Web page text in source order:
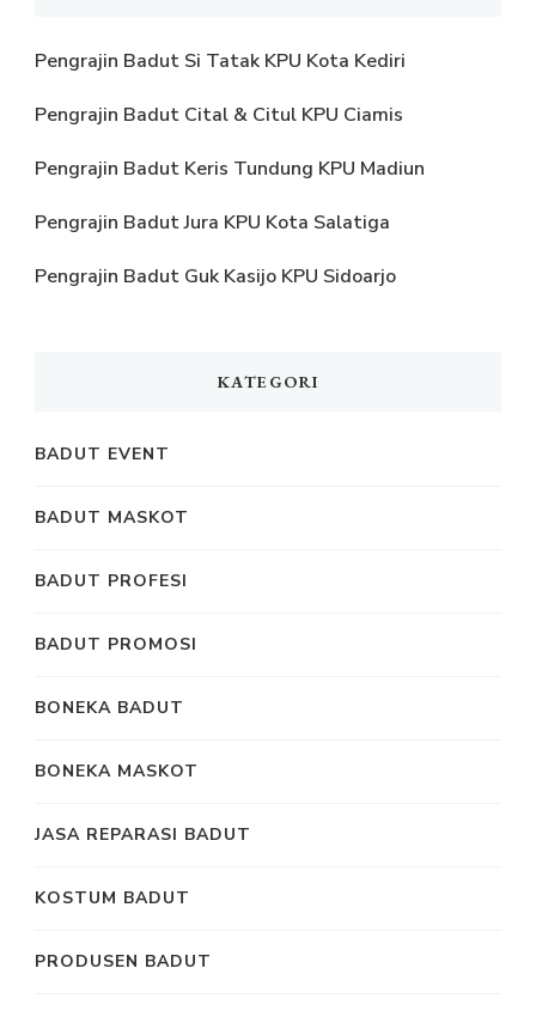
Pengrajin Badut Si Tatak KPU Kota Kediri
Pengrajin Badut Cital & Citul KPU Ciamis
Pengrajin Badut Keris Tundung KPU Madiun
Pengrajin Badut Jura KPU Kota Salatiga
Pengrajin Badut Guk Kasijo KPU Sidoarjo
KATEGORI
BADUT EVENT
BADUT MASKOT
BADUT PROFESI
BADUT PROMOSI
BONEKA BADUT
BONEKA MASKOT
JASA REPARASI BADUT
KOSTUM BADUT
PRODUSEN BADUT